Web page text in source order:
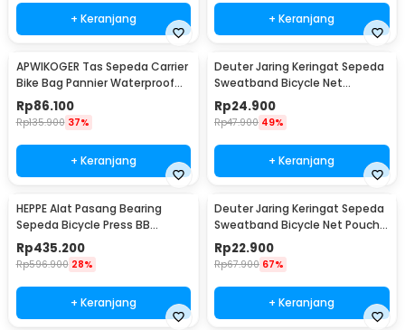
+ Keranjang + Keranjang
APWIKOGER Tas Sepeda Carrier
Bike Bag Pannier Waterproof
15L - PE2
Rp86.100
Rp135.900 37%
+ Keranjang
Deuter Jaring Keringat Sepeda
Sweatband Bicycle Net
Waterproof Denim - D550
Rp24.900
Rp47.900 49%
+ Keranjang
HEPPE Alat Pasang Bearing
Sepeda Bicycle Press BB
Aluminium Alloy - HP-7075
Rp435.200
Rp596.900 28%
+ Keranjang
Deuter Jaring Keringat Sepeda
Sweatband Bicycle Net Pouch
Touchscreen - D660
Rp22.900
Rp67.900 67%
+ Keranjang